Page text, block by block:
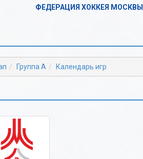
ФЕДЕРАЦИЯ ХОККЕЯ МОСКВЫ
Группа А Календарь игр